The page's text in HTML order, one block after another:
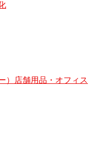
）店舗用品・オフィス